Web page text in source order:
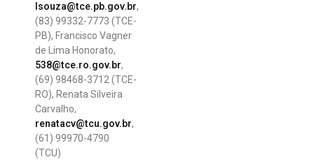
lsouza@tce.pb.gov.br,
(83) 99332-7773 (TCE-
PB), Francisco Vagner
de Lima Honorato,
538@tce.ro.gov.br,
(69) 98468-3712 (TCE-
RO), Renata Silveira
Carvalho,
renatacv@tcu.gov.br,
(61) 99970-4790
(TCU)